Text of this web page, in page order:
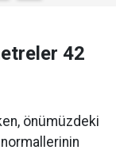
42
önümüzdeki
normallerinin